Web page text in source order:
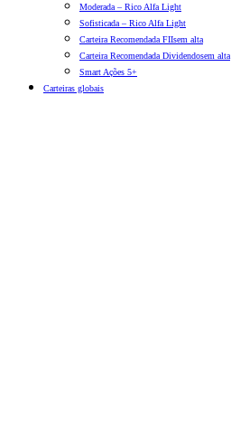
Moderada – Rico Alfa Light
Sofisticada – Rico Alfa Light
Carteira Recomendada FIIsem alta
Carteira Recomendada Dividendosem alta
Smart Ações 5+
Carteiras globais